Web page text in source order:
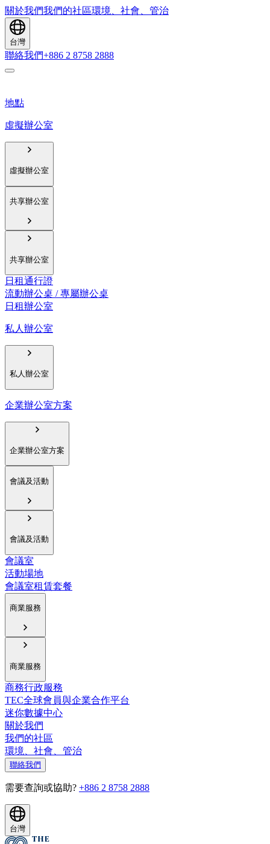
關於我們我們的社區環境、社會、管治
台灣
聯絡我們+886 2 8758 2888
地點
虛擬辦公室
虛擬辦公室
共享辦公室
共享辦公室
日租通行證
流動辦公桌 / 專屬辦公桌
日租辦公室
私人辦公室
私人辦公室
企業辦公室方案
企業辦公室方案
會議及活動
會議及活動
會議室
活動場地
會議室租賃套餐
商業服務
商業服務
商務行政服務
TEC全球會員與企業合作平台
迷你數據中心
關於我們
我們的社區
環境、社會、管治
聯絡我們
需要查詢或協助? +886 2 8758 2888
台灣